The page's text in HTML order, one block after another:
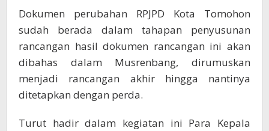
Dokumen perubahan RPJPD Kota Tomohon
sudah berada dalam tahapan penyusunan
rancangan hasil dokumen rancangan ini akan
dibahas dalam Musrenbang, dirumuskan
menjadi rancangan akhir hingga nantinya
ditetapkan dengan perda.
Turut hadir dalam kegiatan ini Para Kepala